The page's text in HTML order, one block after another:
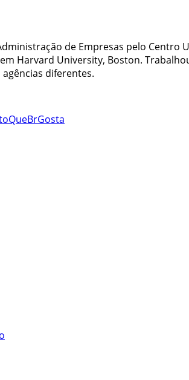
de Empresas pelo Centro
Harvard University, Boston.
diferentes.